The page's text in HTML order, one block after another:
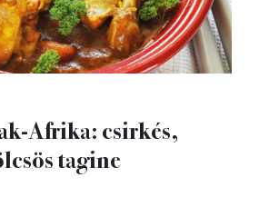
Afrika: csirkés,
tagine